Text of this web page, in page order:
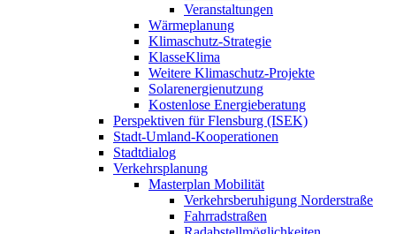
Veranstaltungen
Wärmeplanung
Klimaschutz-Strategie
KlasseKlima
Weitere Klimaschutz-Projekte
Solarenergienutzung
Kostenlose Energieberatung
Perspektiven für Flensburg (ISEK)
Stadt-Umland-Kooperationen
Stadtdialog
Verkehrsplanung
Masterplan Mobilität
Verkehrsberuhigung Norderstraße
Fahrradstraßen